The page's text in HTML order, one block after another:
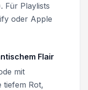
Für Playlists
oder Apple
Flair
mit
tiefem Rot,